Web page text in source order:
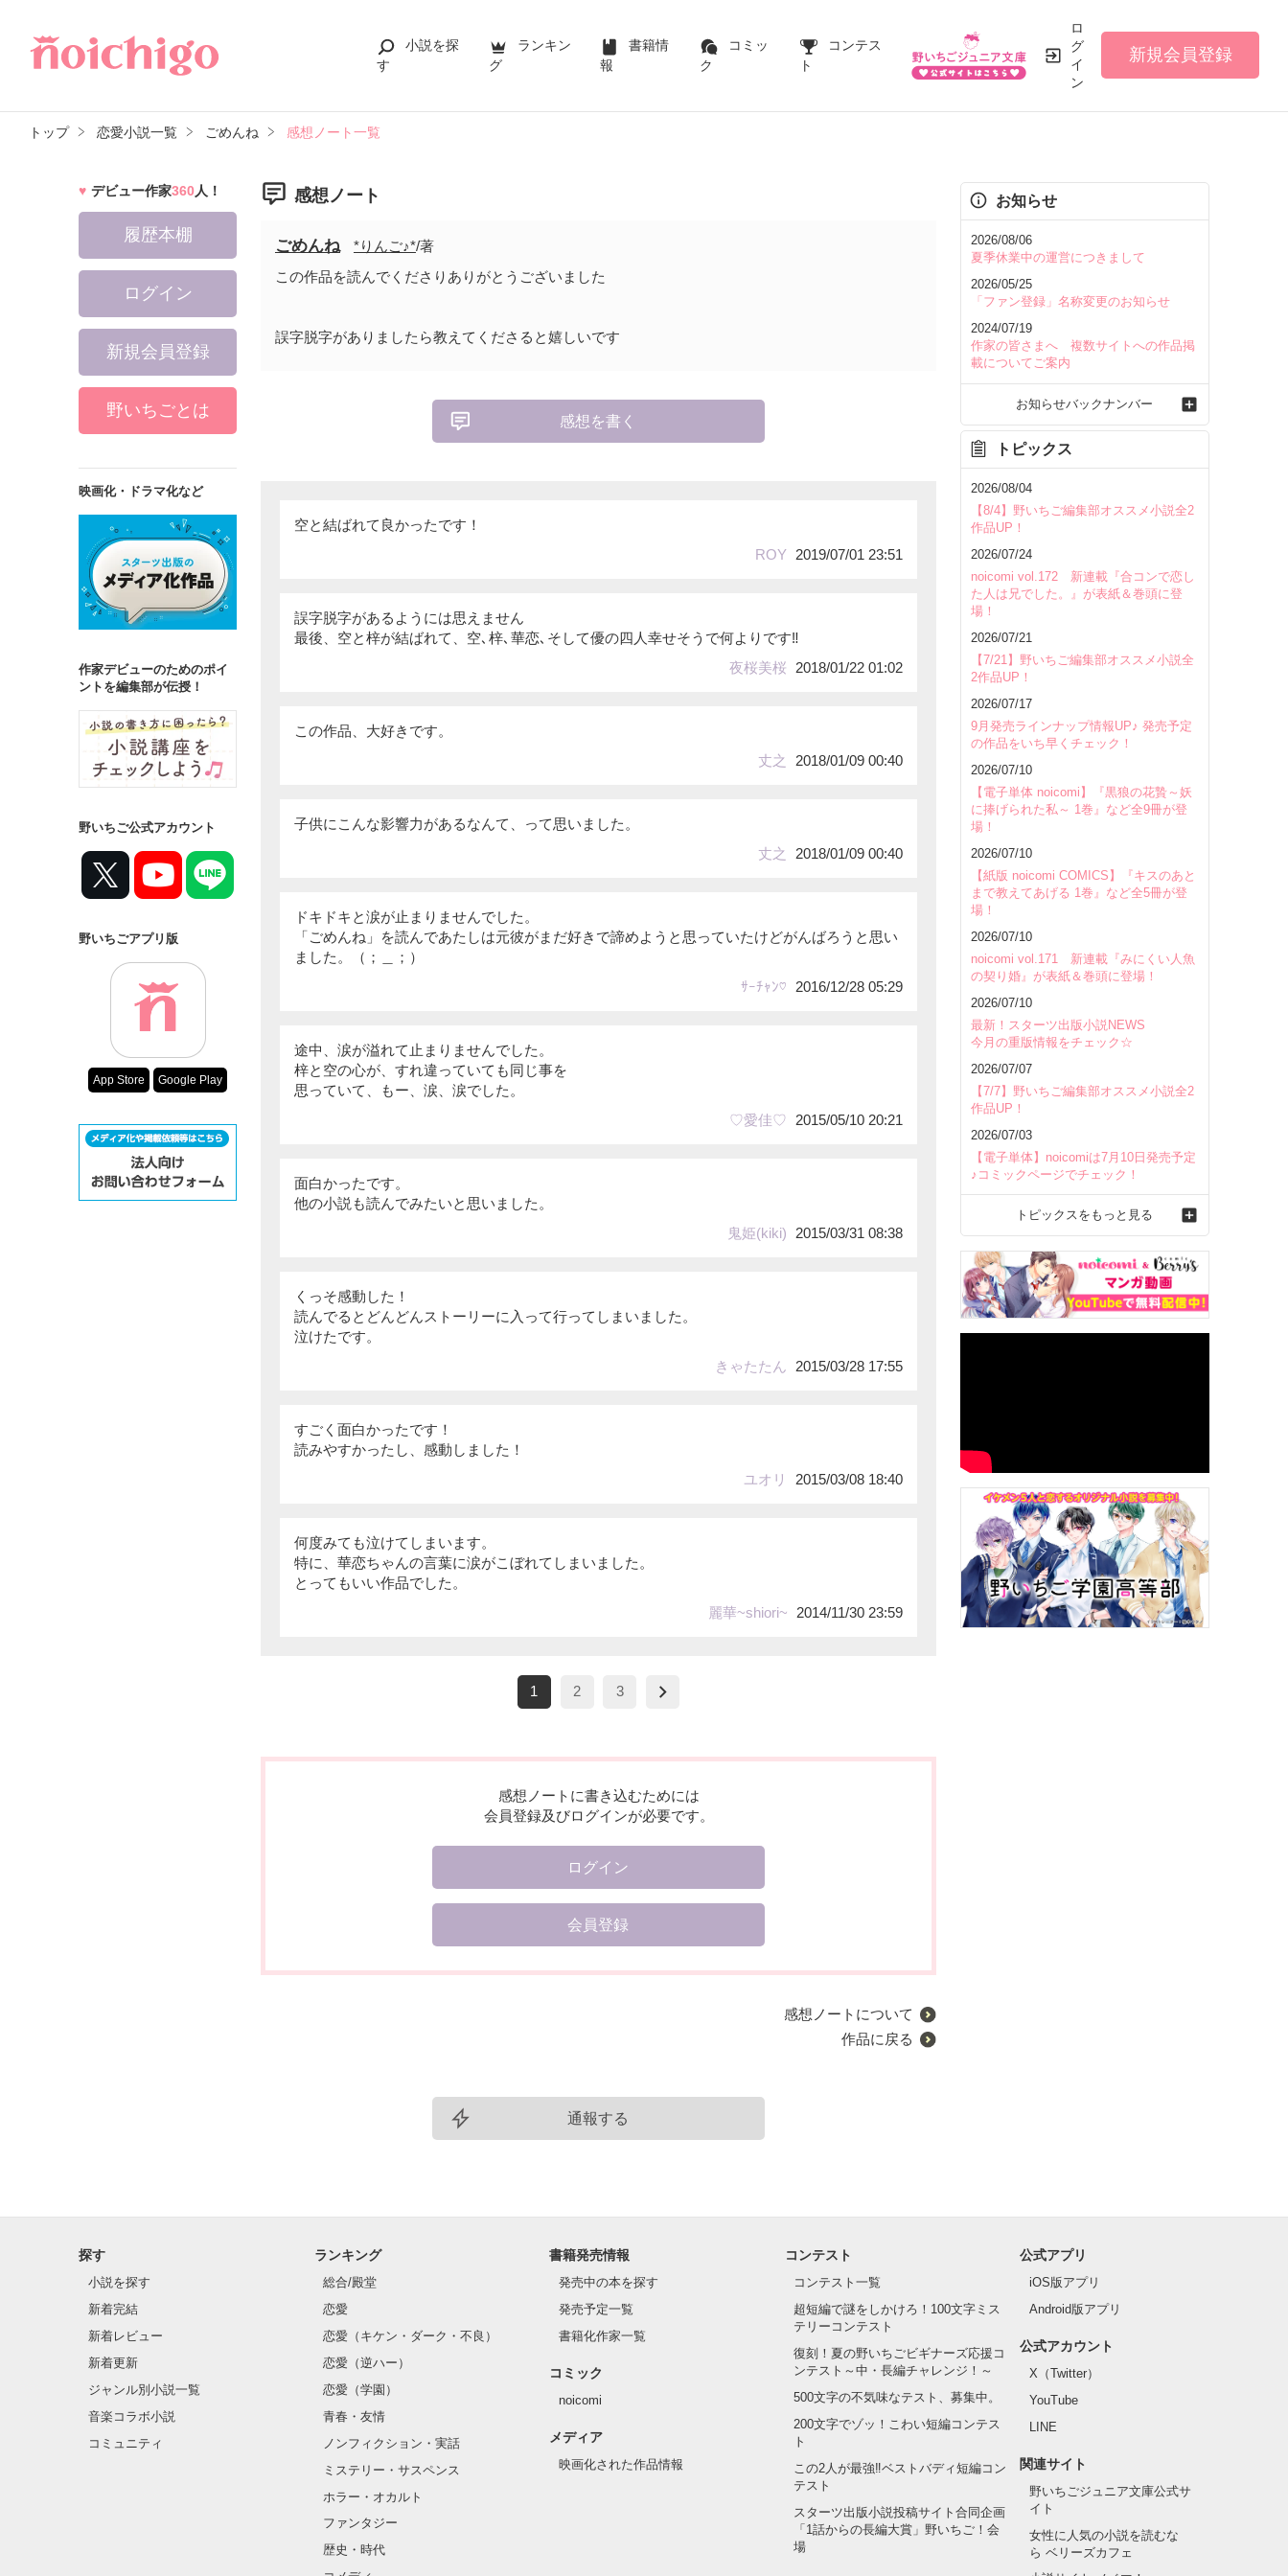
小説を探
す
ランキン
グ
書籍情
報
コミッ
ク
コンテス
ト
ロ
グ
イ
ン
新規会員登録
トップ 恋愛小説一覧 ごめんね 感想ノート一覧
感想ノート
ごめんね *りんご♪*/著
この作品を読んでくださりありがとうございました
誤字脱字がありましたら教えてくださると嬉しいです
感想を書く
空と結ばれて良かったです！
ROY 2019/07/01 23:51
誤字脱字があるようには思えません
最後、空と梓が結ばれて、空､梓､華恋､そして優の四人幸せそうで何よりです‼
夜桜美桜
2018/01/22 01:02
この作品、大好きです。
丈之
2018/01/09 00:40
子供にこんな影響力があるなんて、って思いました。
丈之
2018/01/09 00:40
ドキドキと涙が止まりませんでした。
「ごめんね」を読んであたしは元彼がまだ好きで諦めようと思っていたけどがんばろうと思い
ました。（；＿；）
ｻｰﾁｬﾝ♡
2016/12/28 05:29
途中、涙が溢れて止まりませんでした。
梓と空の心が、すれ違っていても同じ事を
思っていて、もー、涙、涙でした。
♡愛佳♡
2015/05/10 20:21
面白かったです。
他の小説も読んでみたいと思いました。
鬼姫(kiki)
2015/03/31 08:38
くっそ感動した！
読んでるとどんどんストーリーに入って行ってしまいました。
泣けたです。
きゃたたん
2015/03/28 17:55
すごく面白かったです！
読みやすかったし、感動しました！
ユオリ
2015/03/08 18:40
何度みても泣けてしまいます。
特に、華恋ちゃんの言葉に涙がこぼれてしまいました。
とってもいい作品でした。
麗華~shiori~
2014/11/30 23:59
1 2 3
感想ノートに書き込むためには
会員登録及びログインが必要です。
ログイン
会員登録
感想ノートについて
作品に戻る
通報する
デビュー作家360人！
履歴本棚
ログイン
新規会員登録
野いちごとは
映画化・ドラマ化など
作家デビューのためのポイ
ントを編集部が伝授！
野いちご公式アカウント
野いちごアプリ版
App Store Google Play
お知らせ
2026/08/06
夏季休業中の運営につきまして
2026/05/25
「ファン登録」名称変更のお知らせ
2024/07/19
作家の皆さまへ 複数サイトへの作品掲
載についてご案内
お知らせバックナンバー
トピックス
2026/08/04
【8/4】野いちご編集部オススメ小説全2
作品UP！
2026/07/24
noicomi vol.172 新連載『合コンで恋し
た人は兄でした。』が表紙＆巻頭に登
場！
2026/07/21
【7/21】野いちご編集部オススメ小説全
2作品UP！
2026/07/17
9月発売ラインナップ情報UP♪ 発売予定
の作品をいち早くチェック！
2026/07/10
【電子単体 noicomi】『黒狼の花贄～妖
に捧げられた私～ 1巻』など全9冊が登
場！
2026/07/10
【紙版 noicomi COMICS】『キスのあと
まで教えてあげる 1巻』など全5冊が登
場！
2026/07/10
noicomi vol.171 新連載『みにくい人魚
の契り婚』が表紙＆巻頭に登場！
2026/07/10
最新！スターツ出版小説NEWS
今月の重版情報をチェック☆
2026/07/07
【7/7】野いちご編集部オススメ小説全2
作品UP！
2026/07/03
【電子単体】noicomiは7月10日発売予定
♪コミックページでチェック！
トピックスをもっと見る
探す
小説を探す
新着完結
新着レビュー
新着更新
ジャンル別小説一覧
音楽コラボ小説
コミュニティ
ランキング
総合/殿堂
恋愛
恋愛（キケン・ダーク・不良）
恋愛（逆ハー）
恋愛（学園）
青春・友情
ノンフィクション・実話
ミステリー・サスペンス
ホラー・オカルト
ファンタジー
歴史・時代
書籍発売情報
発売中の本を探す
発売予定一覧
書籍化作家一覧
コミック
noicomi
メディア
映画化された作品情報
コンテスト
コンテスト一覧
超短編で謎をしかけろ！100文字ミス
テリーコンテスト
復刻！夏の野いちごビギナーズ応援コ
ンテスト～中・長編チャレンジ！～
500文字の不気味なテスト、募集中。
200文字でゾッ！こわい短編コンテス
ト
この2人が最強‼ベストバディ短編コン
テスト
スターツ出版小説投稿サイト合同企画
「1話からの長編大賞」野いちご！会
場
公式アプリ
iOS版アプリ
Android版アプリ
公式アカウント
X（Twitter）
YouTube
LINE
関連サイト
野いちごジュニア文庫公式サ
イト
女性に人気の小説を読むな
ら ベリーズカフェ